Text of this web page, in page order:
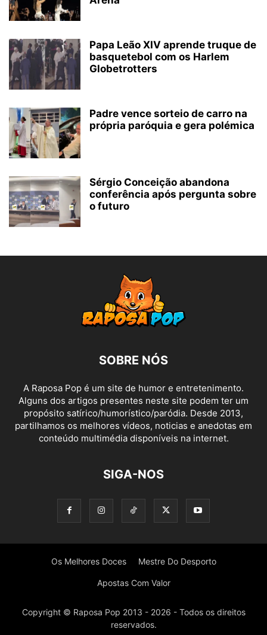
Papa Leão XIV aprende truque de
basquetebol com os Harlem
Globetrotters
Padre vence sorteio de carro na
própria paróquia e gera polémica
Sérgio Conceição abandona
conferência após pergunta sobre
o futuro
SOBRE NÓS
A Raposa Pop é um site de humor e entretenimento.
Alguns dos artigos presentes neste site podem ter um
propósito satírico/humorístico/paródia. Desde 2013,
partilhamos os melhores vídeos, noticias e anedotas em
conteúdo multimédia disponíveis na internet.
SIGA-NOS
Os Melhores Doces Mestre Do Desporto
Apostas Com Valor
Copyright © Raposa Pop 2013 - 2026 - Todos os direitos
reservados.